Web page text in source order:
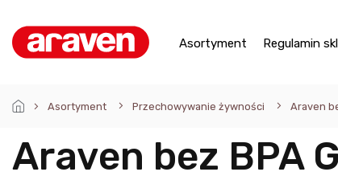
treści
Asortyment Regulamin
Asortyment Przechowywanie żywności Araven
Araven bez BPA